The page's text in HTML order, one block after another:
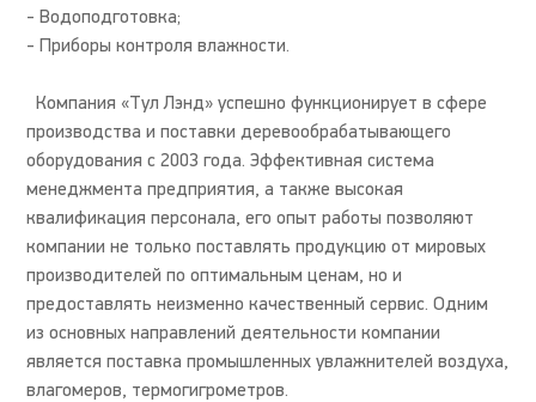
- Водоподготовка;
- Приборы контроля влажности.
Компания «Тул Лэнд» успешно функционирует в сфере
производства и поставки деревообрабатывающего
оборудования с 2003 года. Эффективная система
менеджмента предприятия, а также высокая
квалификация персонала, его опыт работы позволяют
компании не только поставлять продукцию от мировых
производителей по оптимальным ценам, но и
предоставлять неизменно качественный сервис. Одним
из основных направлений деятельности компании
является поставка промышленных увлажнителей воздуха,
влагомеров, термогигрометров.